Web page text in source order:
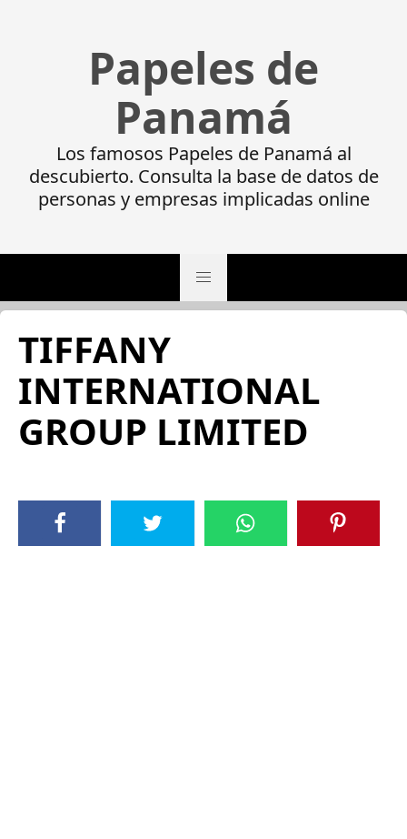
Papeles de
Panamá
Los famosos Papeles de Panamá al
descubierto. Consulta la base de datos de
personas y empresas implicadas online
TIFFANY
INTERNATIONAL
GROUP LIMITED